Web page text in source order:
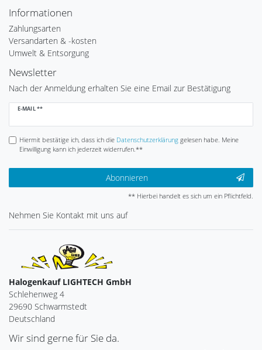
Informationen
Zahlungsarten
Versandarten & -kosten
Umwelt & Entsorgung
Newsletter
Nach der Anmeldung erhalten Sie eine Email zur Bestätigung
E-MAIL **
Newsletter
Hiermit bestätige ich, dass ich die Daten­schutz­erklärunggelesen habe. Meine
Einwilligung kann ich jederzeit widerrufen.**
Abonnieren
** Hierbei handelt es sich um ein Pflichtfeld.
Nehmen Sie Kontakt mit uns auf
Halogenkauf LIGHTECH GmbH
Schlehenweg 4
29690 Schwarmstedt
Deutschland
Wir sind gerne für Sie da.